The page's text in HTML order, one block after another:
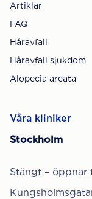
Artiklar
FAQ
Håravfall
Håravfall sjukdom
Alopecia areata
Våra kliniker
Stockholm
Stängt –